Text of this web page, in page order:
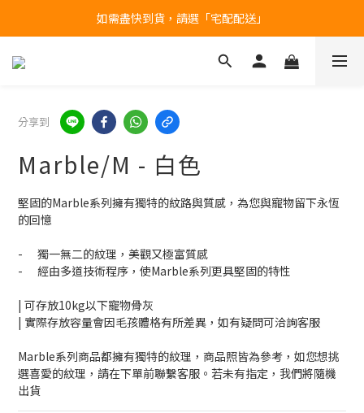
台北民權門市，現貨展示中
台北民權門市，現貨展示中
分享到
Marble/M - 白色
堅固的Marble系列擁有獨特的紋路與質感，為您與寵物留下永恆
的回憶
-	獨一無二的紋理，美觀又極富質感
-	經由多道技術程序，使Marble系列更具堅固的特性
| 可存放10kg以下寵物骨灰
| 實際存放容量會因毛孩體格有所差異，如有疑問可洽詢客服
Marble系列商品都擁有獨特的紋理，商品照皆為參考，如您想挑
選喜愛的紋理，請在下單前聯繫客服。若未有指定，我們將隨機
出貨